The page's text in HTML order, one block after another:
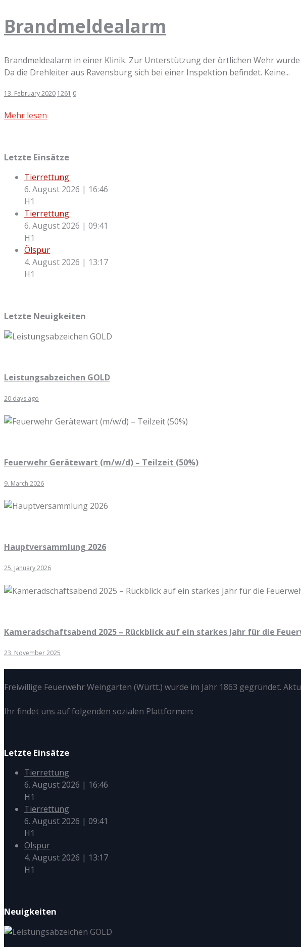
Brandmeldealarm
Brandmeldealarm in einer Klinik. Zur Unterstützung der örtlichen Wehr
Da die Drehleiter aus Ravensburg sich bei einer Inspektion befindet. Keine...
13. February 2020 1261 0
Mehr lesen
Letzte Einsätze
Tierrettung
6. August 2026 | 16:46
H1
Tierrettung
6. August 2026 | 09:41
H1
Ölspur
4. August 2026 | 13:17
H1
Letzte Neuigkeiten
Leistungsabzeichen GOLD
20 days ago
Feuerwehr Gerätewart (m/w/d) – Teilzeit (50%)
9. March 2026
Hauptversammlung 2026
25. January 2026
Kameradschaftsabend 2025 – Rückblick auf ein starkes Jahr für die
23. November 2025
Freiwillige Feuerwehr Weingarten (Württ.) wurde im Jahr 1863 gegründet.
Ihr findet uns auf folgenden sozialen Plattformen:
Letzte Einsätze
Tierrettung
6. August 2026 | 16:46
H1
Tierrettung
6. August 2026 | 09:41
H1
Ölspur
4. August 2026 | 13:17
H1
Neuigkeiten